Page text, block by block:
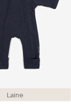
Laine